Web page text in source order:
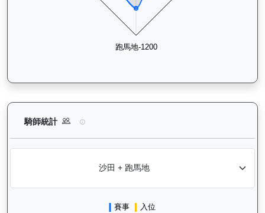
騎師統計 萬里鵬躍（L009）— 騎師統計分析：查看各騎